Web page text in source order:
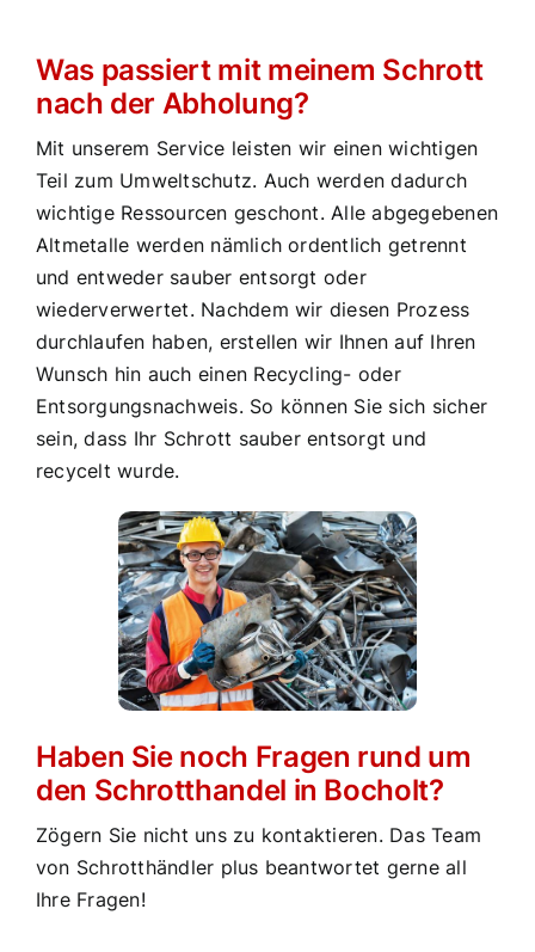
Was passiert mit meinem Schrott
nach der Abholung?
Mit unserem Service leisten wir einen wichtigen
Teil zum Umweltschutz. Auch werden dadurch
wichtige Ressourcen geschont. Alle abgegebenen
Altmetalle werden nämlich ordentlich getrennt
und entweder sauber entsorgt oder
wiederverwertet. Nachdem wir diesen Prozess
durchlaufen haben, erstellen wir Ihnen auf Ihren
Wunsch hin auch einen Recycling- oder
Entsorgungsnachweis. So können Sie sich sicher
sein, dass Ihr Schrott sauber entsorgt und
recycelt wurde.
Haben Sie noch Fragen rund um
den Schrotthandel in Bocholt?
Zögern Sie nicht uns zu kontaktieren. Das Team
von Schrotthändler plus beantwortet gerne all
Ihre Fragen!